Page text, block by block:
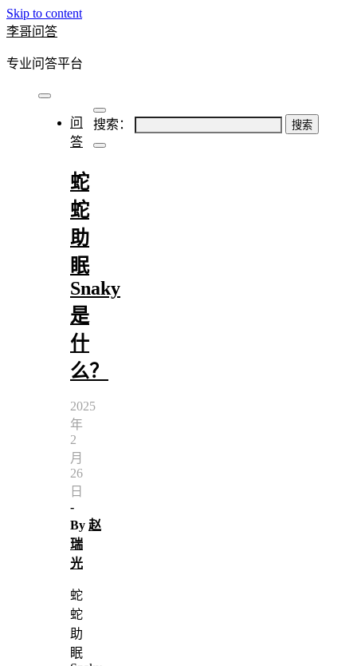
Skip to content
李哥问答
专业问答平台
搜索：
问
答
蛇
蛇
助
眠
Snaky
是
什
么？
2025
年
2
月
26
日
-
By 赵
瑞
光
蛇
蛇
助
眠